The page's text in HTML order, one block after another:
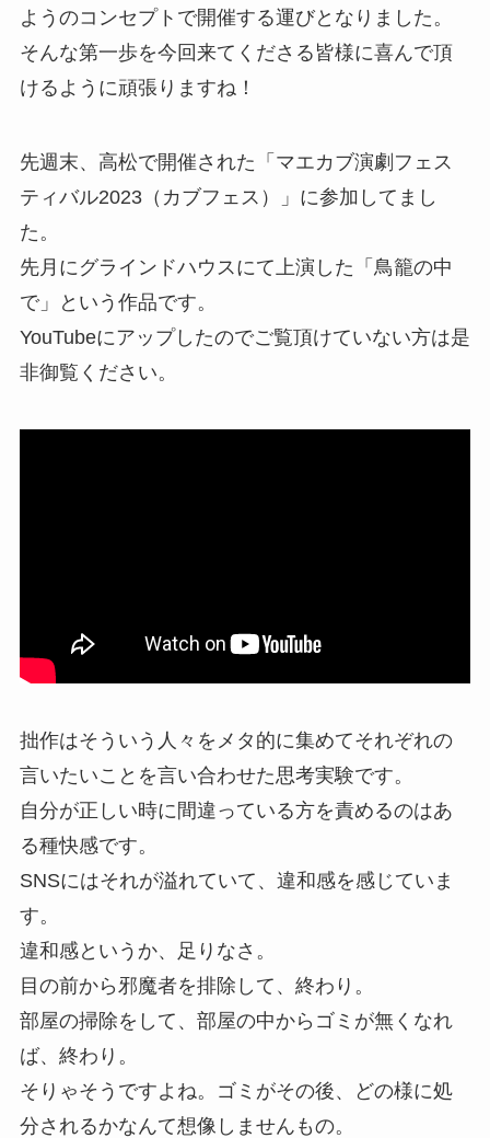
ようのコンセプトで開催する運びとなりました。
そんな第一歩を今回来てくださる皆様に喜んで頂
けるように頑張りますね！
先週末、高松で開催された「マエカブ演劇フェス
ティバル2023（カブフェス）」に参加してまし
た。
先月にグラインドハウスにて上演した「鳥籠の中
で」という作品です。
YouTubeにアップしたのでご覧頂けていない方は是
非御覧ください。
拙作はそういう人々をメタ的に集めてそれぞれの
言いたいことを言い合わせた思考実験です。
自分が正しい時に間違っている方を責めるのはあ
る種快感です。
SNSにはそれが溢れていて、違和感を感じていま
す。
違和感というか、足りなさ。
目の前から邪魔者を排除して、終わり。
部屋の掃除をして、部屋の中からゴミが無くなれ
ば、終わり。
そりゃそうですよね。ゴミがその後、どの様に処
分されるかなんて想像しませんもの。